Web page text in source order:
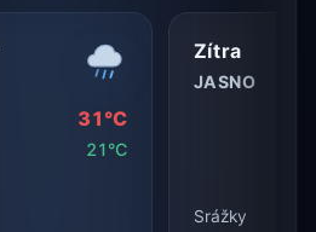
31°C
21°C
Zítra
JASNO
Srážky